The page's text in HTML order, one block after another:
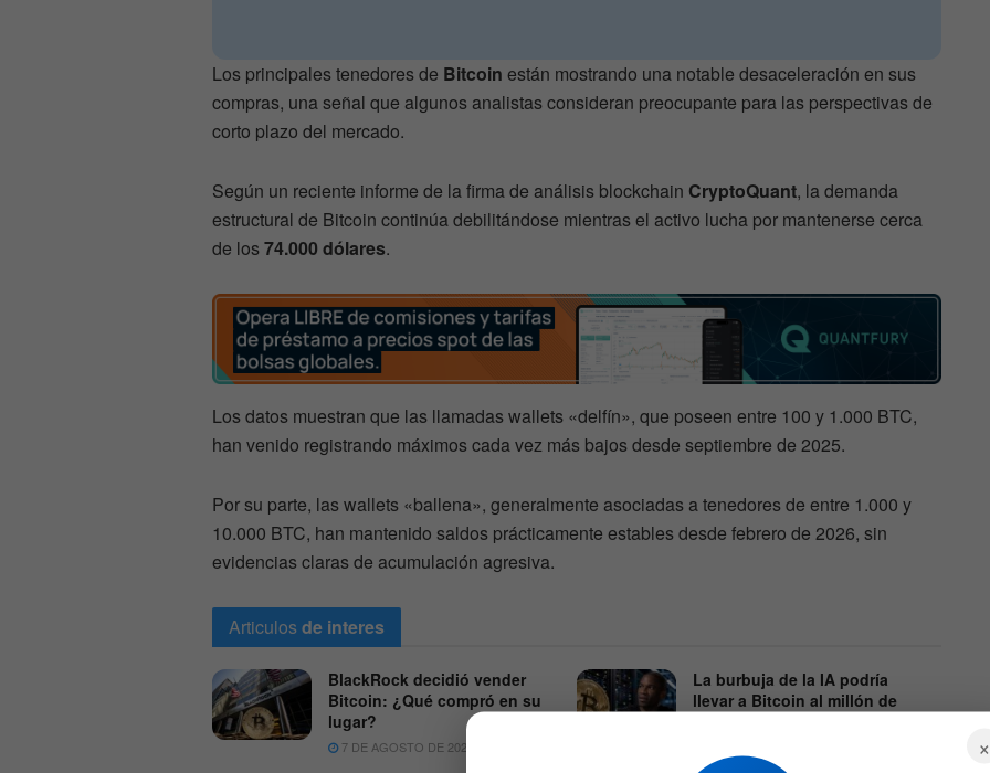
Los principales tenedores de Bitcoin están mostrando una notable desaceleración en sus
compras, una señal que algunos analistas consideran preocupante para las perspectivas de
corto plazo del mercado.
Según un reciente informe de la firma de análisis blockchain CryptoQuant, la demanda
estructural de Bitcoin continúa debilitándose mientras el activo lucha por mantenerse cerca
de los74.000 dólares.
Los datos muestran que las llamadas wallets «delfín», que poseen entre 100 y 1.000 BTC,
han venido registrando máximos cada vez más bajos desde septiembre de 2025.
Por su parte, las wallets «ballena», generalmente asociadas a tenedores de entre 1.000 y
10.000 BTC, han mantenido saldos prácticamente estables desde febrero de 2026, sin
evidencias claras de acumulación agresiva.
Articulosde interes
BlackRock decidió vender
Bitcoin: ¿Qué compró en su
lugar?
7 DE AGOSTO DE 2026
La burbuja de la IA podría
llevar a Bitcoin al millón de
×